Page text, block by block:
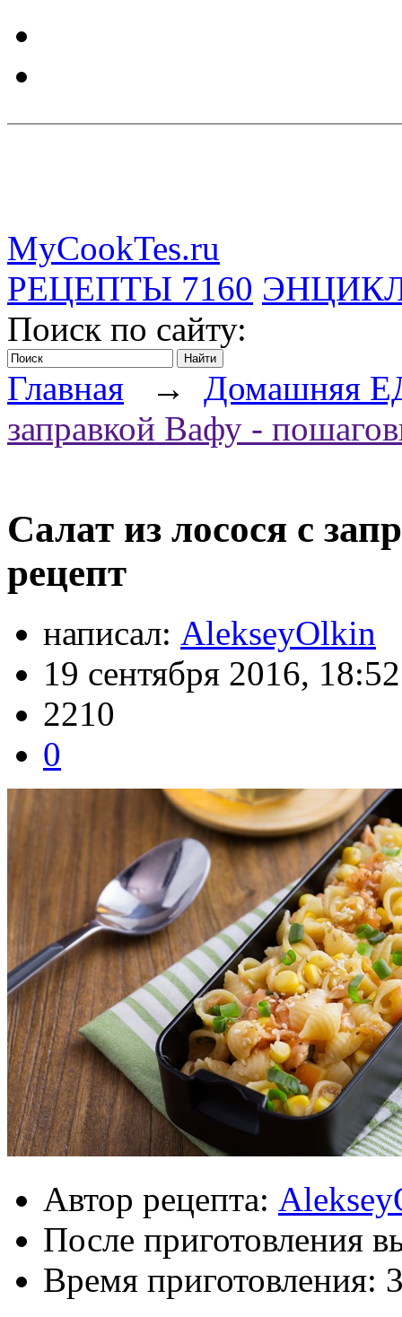
MyCookTes.ru
РЕЦЕПТЫ 7160
Поиск по сайту:
Главная → Домашняя
заправкой Вафу -
Салат из лосося с
рецепт
написал: AlekseyOlkin
19 сентября 2016, 18:52
2210
0
Автор рецепта:
После приготовления
Время приготовления: